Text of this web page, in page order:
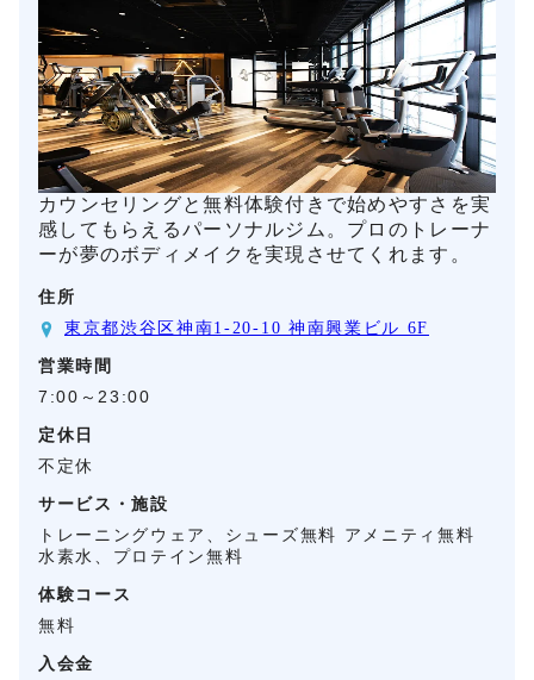
カウンセリングと無料体験付きで始めやすさを実
感してもらえるパーソナルジム。プロのトレーナ
ーが夢のボディメイクを実現させてくれます。
住所
東京都渋谷区神南1-20-10 神南興業ビル 6F
営業時間
7:00～23:00
定休日
不定休
サービス・施設
トレーニングウェア、シューズ無料 アメニティ無料
水素水、プロテイン無料
体験コース
無料
入会金